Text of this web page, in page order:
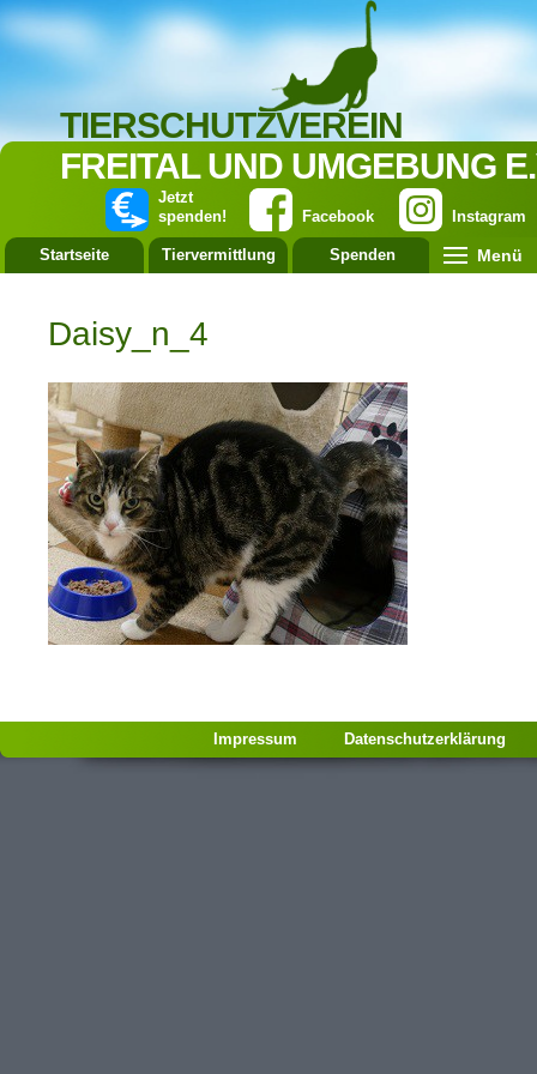
TIERSCHUTZVEREIN
FREITAL UND UMGEBUNG
Instagram
Facebook
Jetzt
spenden!
Startseite Tiervermittlung Spenden Menü
Daisy_n_4
Impressum Datenschutzerklärung